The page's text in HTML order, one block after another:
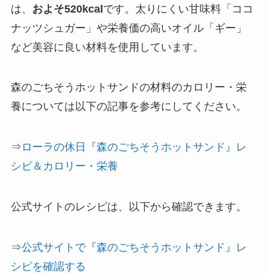
は、 およそ520kcalです。太りにくい甘味料「ココ
ナッツシュガー」や栄養価の高いオイル「ギー」
など美容に良い材料を使用しています。
森のごちそうホットサンドの材料のカロリー・栄
養については以下の記事を参考にしてください。
⇒ ローラの休日『森のごちそうホットサンド』レ
シピ＆カロリー・栄養
公式サイトのレシピは、以下から確認できます。
⇒公式サイトで『森のごちそうホットサンド』レ
シピを確認する